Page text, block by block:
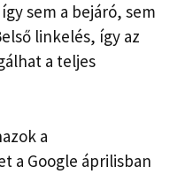
sem a bejáró, sem
linkelés, így az
a teljes
a
a Google áprilisban